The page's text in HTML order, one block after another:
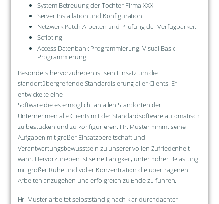
System Betreuung der Tochter Firma XXX
Server Installation und Konfiguration
Netzwerk Patch Arbeiten und Prüfung der Verfügbarkeit
Scripting
Access Datenbank Programmierung, Visual Basic
Programmierung
Besonders hervorzuheben ist sein Einsatz um die
standortübergreifende Standardisierung aller Clients. Er
entwickelte eine
Software die es ermöglicht an allen Standorten der
Unternehmen alle Clients mit der Standardsoftware automatisch
zu bestücken und zu konfigurieren. Hr. Muster nimmt seine
Aufgaben mit großer Einsatzbereitschaft und
Verantwortungsbewusstsein zu unserer vollen Zufriedenheit
wahr. Hervorzuheben ist seine Fähigkeit, unter hoher Belastung
mit großer Ruhe und voller Konzentration die übertragenen
Arbeiten anzugehen und erfolgreich zu Ende zu führen.
Hr. Muster arbeitet selbstständig nach klar durchdachter